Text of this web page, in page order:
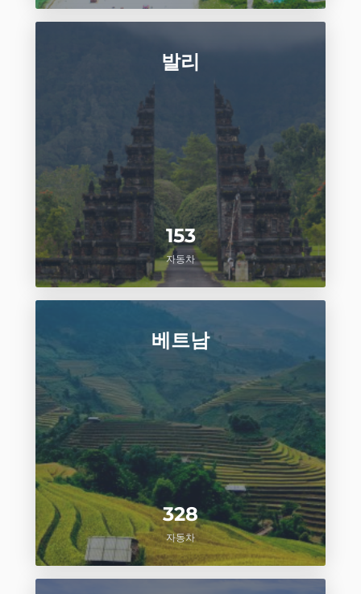
153
자동차
발리
328
자동차
베트남